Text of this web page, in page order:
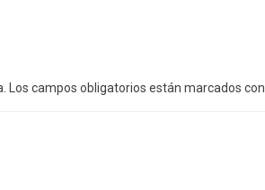
Los campos obligatorios están marcados con